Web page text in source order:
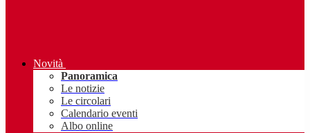
Novità
Panoramica
Le notizie
Le circolari
Calendario eventi
Albo online